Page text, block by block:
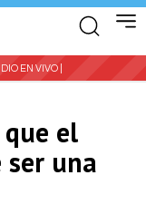
EN VIVO |
el
una